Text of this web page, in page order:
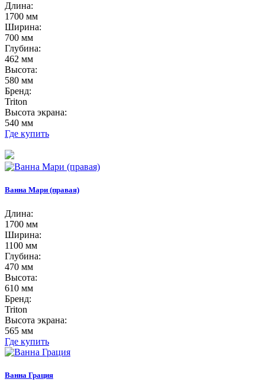
Длина:
1700 мм
Ширина:
700 мм
Глубина:
462 мм
Высота:
580 мм
Бренд:
Triton
Высота экрана:
540 мм
Где купить
Ванна Мари (правая)
Длина:
1700 мм
Ширина:
1100 мм
Глубина:
470 мм
Высота:
610 мм
Бренд:
Triton
Высота экрана:
565 мм
Где купить
Ванна Грация